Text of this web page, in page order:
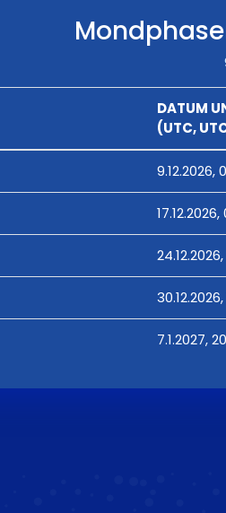
DATUM
(UTC,
9.12.2026,
7.1.2027,